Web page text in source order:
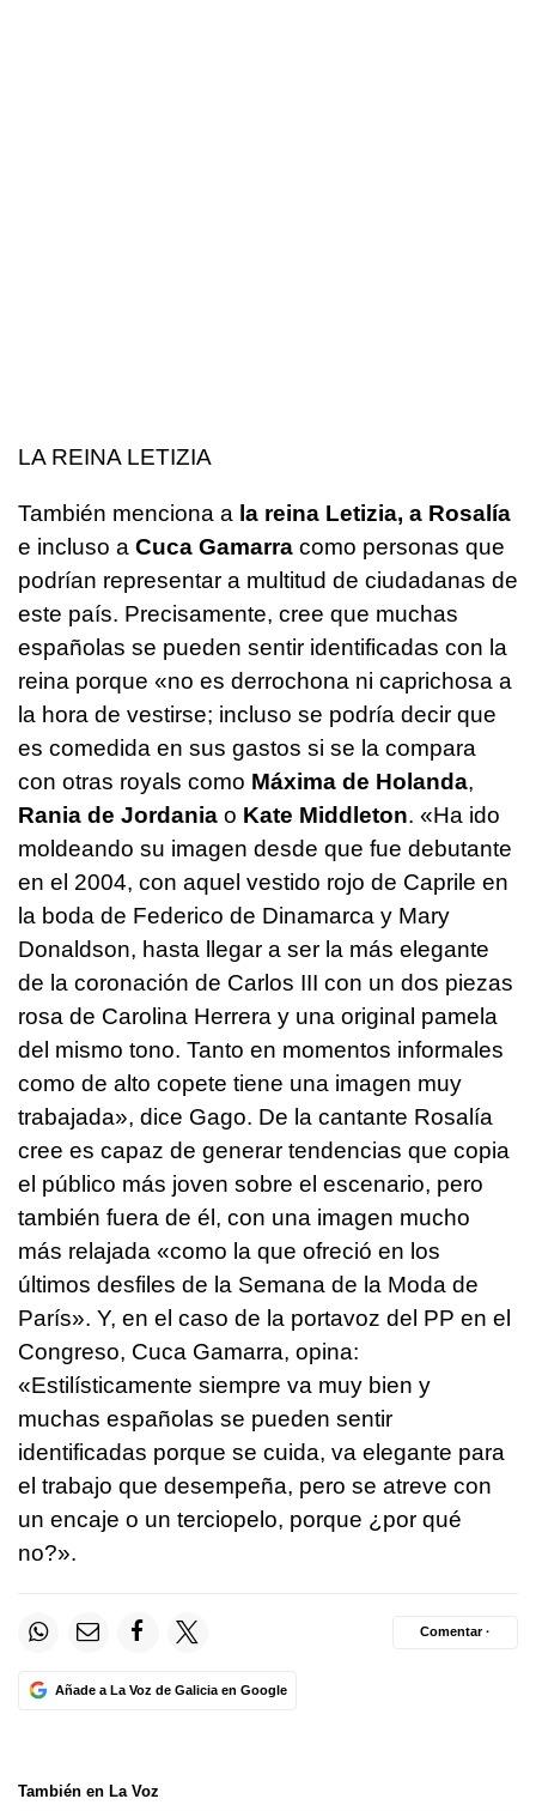
LA REINA LETIZIA
También menciona a la reina Letizia, a Rosalía
e incluso a Cuca Gamarra como personas que
podrían representar a multitud de ciudadanas de
este país. Precisamente, cree que muchas
españolas se pueden sentir identificadas con la
reina porque «no es derrochona ni caprichosa a
la hora de vestirse; incluso se podría decir que
es comedida en sus gastos si se la compara
con otras royals como Máxima de Holanda,
Rania de Jordania o Kate Middleton. «Ha ido
moldeando su imagen desde que fue debutante
en el 2004, con aquel vestido rojo de Caprile en
la boda de Federico de Dinamarca y Mary
Donaldson, hasta llegar a ser la más elegante
de la coronación de Carlos III con un dos piezas
rosa de Carolina Herrera y una original pamela
del mismo tono. Tanto en momentos informales
como de alto copete tiene una imagen muy
trabajada», dice Gago. De la cantante Rosalía
cree es capaz de generar tendencias que copia
el público más joven sobre el escenario, pero
también fuera de él, con una imagen mucho
más relajada «como la que ofreció en los
últimos desfiles de la Semana de la Moda de
París». Y, en el caso de la portavoz del PP en el
Congreso, Cuca Gamarra, opina:
«Estilísticamente siempre va muy bien y
muchas españolas se pueden sentir
identificadas porque se cuida, va elegante para
el trabajo que desempeña, pero se atreve con
un encaje o un terciopelo, porque ¿por qué
no?».
Añade a La Voz de Galicia en Google
Comentar ·
También en La Voz